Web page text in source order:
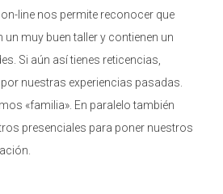
line nos permite reconocer que
muy buen taller y contienen un
Si aún así tienes reticencias,
nuestras experiencias pasadas.
«familia». En paralelo también
presenciales para poner nuestros